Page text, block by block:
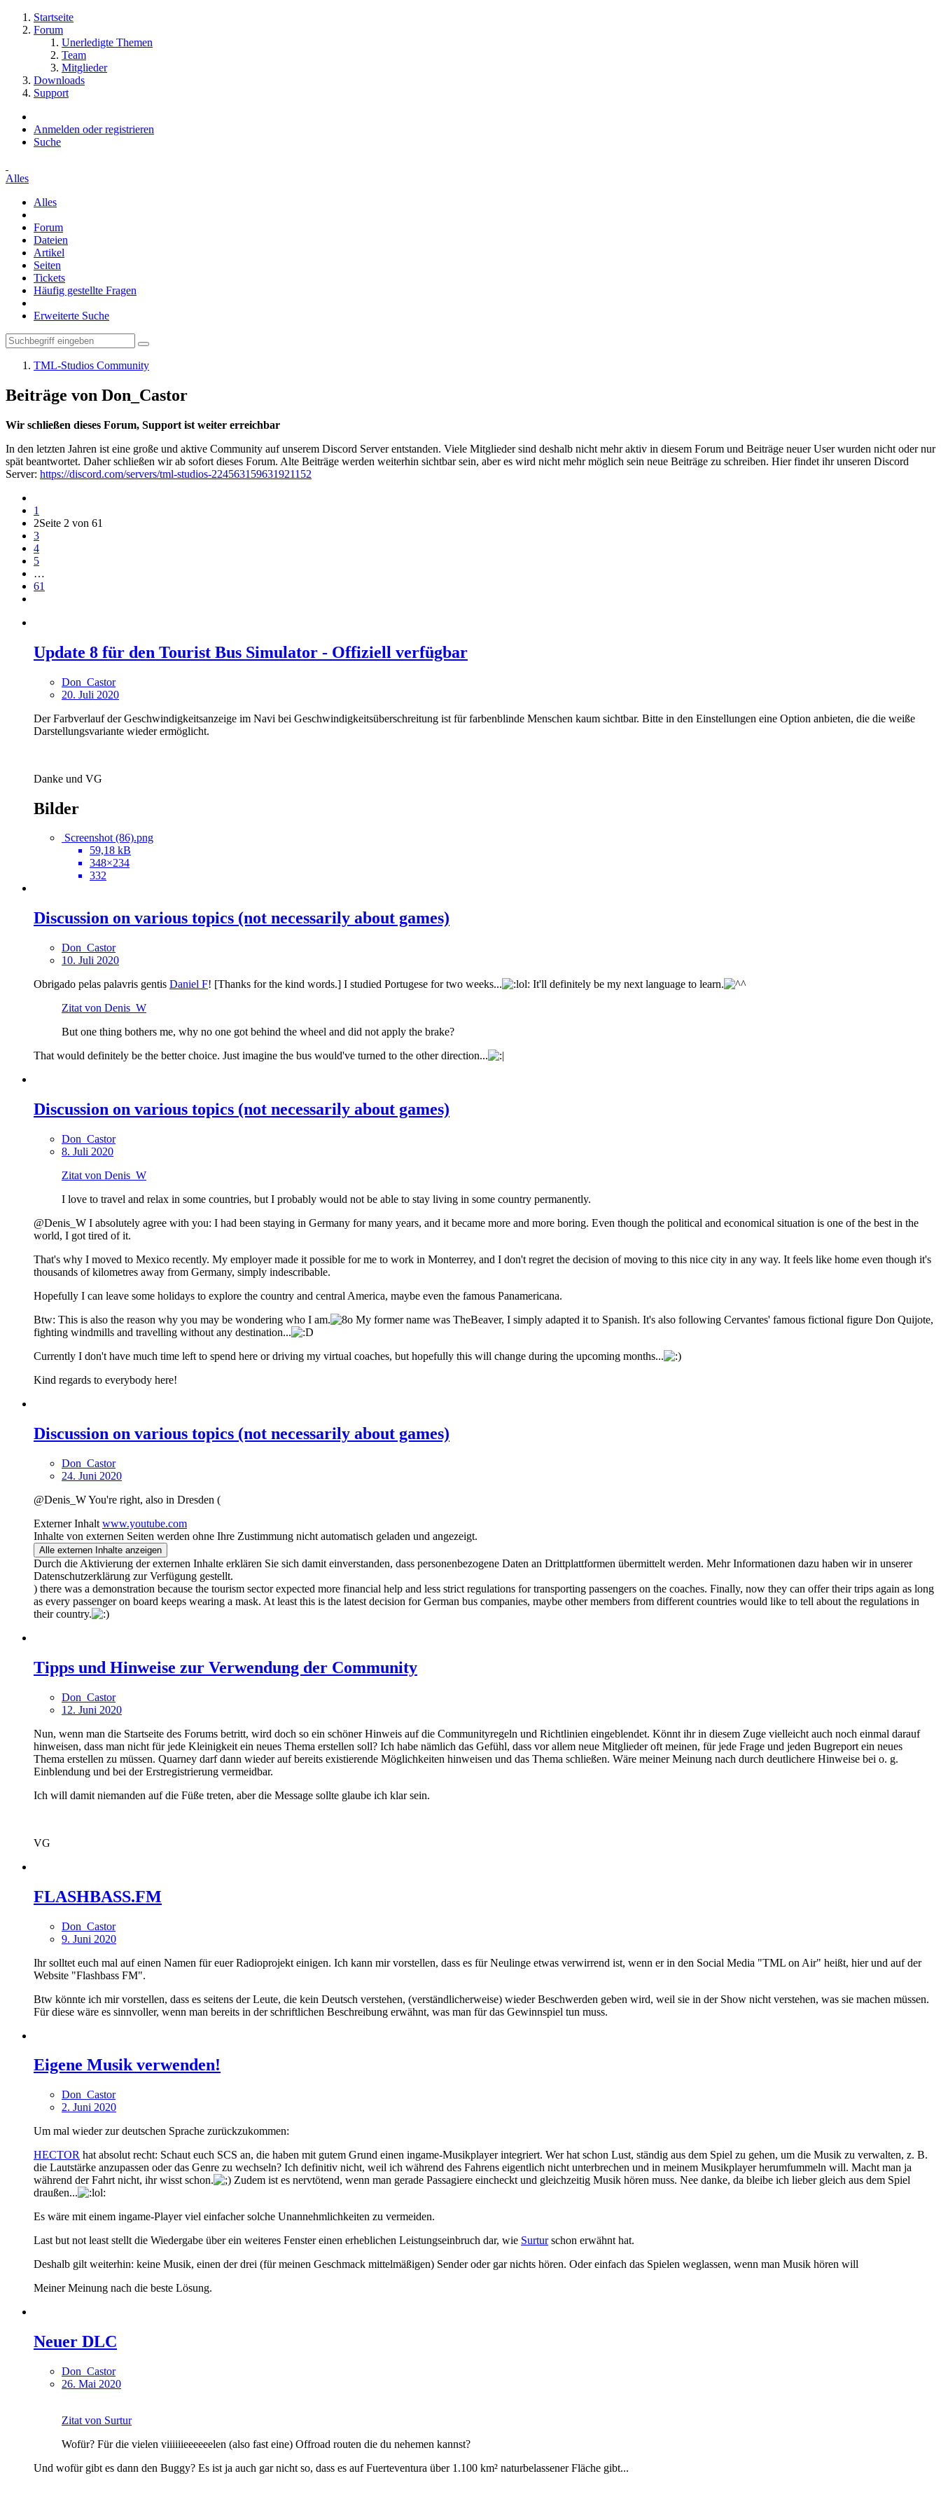
Startseite
Forum
Unerledigte Themen
Team
Mitglieder
Downloads
Support
Anmelden oder registrieren
Suche
Alles
Alles
Forum
Dateien
Artikel
Seiten
Tickets
Häufig gestellte Fragen
Erweiterte Suche
TML-Studios Community
Beiträge von Don_Castor
Wir schließen dieses Forum, Support ist weiter erreichbar
In den letzten Jahren ist eine große und aktive Community auf unserem Discord Server entstanden. Viele Mitglieder sind deshalb nicht mehr aktiv in diesem Forum und Beiträge neuer User wurden nicht oder nur
spät beantwortet. Daher schließen wir ab sofort dieses Forum. Alte Beiträge werden weiterhin sichtbar sein, aber es wird nicht mehr möglich sein neue Beiträge zu schreiben. Hier findet ihr unseren Discord
Server: https://discord.com/servers/tml-studios-224563159631921152
1
2Seite 2 von 61
3
4
5
…
61
Update 8 für den Tourist Bus Simulator - Offiziell verfügbar
Don_Castor
20. Juli 2020
Der Farbverlauf der Geschwindigkeitsanzeige im Navi bei Geschwindigkeitsüberschreitung ist für farbenblinde Menschen kaum sichtbar. Bitte in den Einstellungen eine Option anbieten, die die weiße
Darstellungsvariante wieder ermöglicht.
Danke und VG
Bilder
Screenshot (86).png
59,18 kB
348×234
332
Discussion on various topics (not necessarily about games)
Don_Castor
10. Juli 2020
Obrigado pelas palavris gentis Daniel F! [Thanks for the kind words.] I studied Portugese for two weeks...
It'll definitely be my next language to learn.
Zitat von Denis_W
But one thing bothers me, why no one got behind the wheel and did not apply the brake?
That would definitely be the better choice. Just imagine the bus would've turned to the other direction...
Discussion on various topics (not necessarily about games)
Don_Castor
8. Juli 2020
Zitat von Denis_W
I love to travel and relax in some countries, but I probably would not be able to stay living in some country permanently.
@Denis_W I absolutely agree with you: I had been staying in Germany for many years, and it became more and more boring. Even though the political and economical situation is one of the best in the
world, I got tired of it.
That's why I moved to Mexico recently. My employer made it possible for me to work in Monterrey, and I don't regret the decision of moving to this nice city in any way. It feels like home even though it's
thousands of kilometres away from Germany, simply indescribable.
Hopefully I can leave some holidays to explore the country and central America, maybe even the famous Panamericana.
Btw: This is also the reason why you may be wondering who I am.
My former name was TheBeaver, I simply adapted it to Spanish. It's also following Cervantes' famous fictional figure Don Quijote,
fighting windmills and travelling without any destination...
Currently I don't have much time left to spend here or driving my virtual coaches, but hopefully this will change during the upcoming months...
Kind regards to everybody here!
Discussion on various topics (not necessarily about games)
Don_Castor
24. Juni 2020
@Denis_W You're right, also in Dresden (
Externer Inhalt www.youtube.com
Inhalte von externen Seiten werden ohne Ihre Zustimmung nicht automatisch geladen und angezeigt.
Alle externen Inhalte anzeigen
Durch die Aktivierung der externen Inhalte erklären Sie sich damit einverstanden, dass personenbezogene Daten an Drittplattformen übermittelt werden. Mehr Informationen dazu haben wir in unserer
Datenschutzerklärung zur Verfügung gestellt.
) there was a demonstration because the tourism sector expected more financial help and less strict regulations for transporting passengers on the coaches. Finally, now they can offer their trips again as long
as every passenger on board keeps wearing a mask. At least this is the latest decision for German bus companies, maybe other members from different countries would like to tell about the regulations in
their country.
Tipps und Hinweise zur Verwendung der Community
Don_Castor
12. Juni 2020
Nun, wenn man die Startseite des Forums betritt, wird doch so ein schöner Hinweis auf die Communityregeln und Richtlinien eingeblendet. Könnt ihr in diesem Zuge vielleicht auch noch einmal darauf
hinweisen, dass man nicht für jede Kleinigkeit ein neues Thema erstellen soll? Ich habe nämlich das Gefühl, dass vor allem neue Mitglieder oft meinen, für jede Frage und jeden Bugreport ein neues
Thema erstellen zu müssen. Quarney darf dann wieder auf bereits existierende Möglichkeiten hinweisen und das Thema schließen. Wäre meiner Meinung nach durch deutlichere Hinweise bei o. g.
Einblendung und bei der Erstregistrierung vermeidbar.
Ich will damit niemanden auf die Füße treten, aber die Message sollte glaube ich klar sein.
VG
FLASHBASS.FM
Don_Castor
9. Juni 2020
Ihr solltet euch mal auf einen Namen für euer Radioprojekt einigen. Ich kann mir vorstellen, dass es für Neulinge etwas verwirrend ist, wenn er in den Social Media "TML on Air" heißt, hier und auf der
Website "Flashbass FM".
Btw könnte ich mir vorstellen, dass es seitens der Leute, die kein Deutsch verstehen, (verständlicherweise) wieder Beschwerden geben wird, weil sie in der Show nicht verstehen, was sie machen müssen.
Für diese wäre es sinnvoller, wenn man bereits in der schriftlichen Beschreibung erwähnt, was man für das Gewinnspiel tun muss.
Eigene Musik verwenden!
Don_Castor
2. Juni 2020
Um mal wieder zur deutschen Sprache zurückzukommen:
HECTOR hat absolut recht: Schaut euch SCS an, die haben mit gutem Grund einen ingame-Musikplayer integriert. Wer hat schon Lust, ständig aus dem Spiel zu gehen, um die Musik zu verwalten, z. B.
die Lautstärke anzupassen oder das Genre zu wechseln? Ich definitiv nicht, weil ich während des Fahrens eigentlich nicht unterbrechen und in meinem Musikplayer herumfummeln will. Macht man ja
während der Fahrt nicht, ihr wisst schon.
Zudem ist es nervtötend, wenn man gerade Passagiere eincheckt und gleichzeitig Musik hören muss. Nee danke, da bleibe ich lieber gleich aus dem Spiel
draußen...
Es wäre mit einem ingame-Player viel einfacher solche Unannehmlichkeiten zu vermeiden.
Last but not least stellt die Wiedergabe über ein weiteres Fenster einen erheblichen Leistungseinbruch dar, wie Surturschon erwähnt hat.
Deshalb gilt weiterhin: keine Musik, einen der drei (für meinen Geschmack mittelmäßigen) Sender oder gar nichts hören. Oder einfach das Spielen weglassen, wenn man Musik hören will
Meiner Meinung nach die beste Lösung.
Neuer DLC
Don_Castor
26. Mai 2020
Zitat von Surtur
Wofür? Für die vielen viiiiiieeeeeelen (also fast eine) Offroad routen die du nehemen kannst?
Und wofür gibt es dann den Buggy? Es ist ja auch gar nicht so, dass es auf Fuerteventura über 1.100 km² naturbelassener Fläche gibt...